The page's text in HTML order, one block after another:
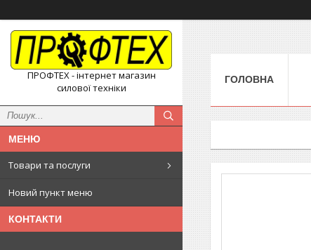
ПРОФТЕХ - інтернет магазин
силової техніки
Товари та послуги
Новий пункт меню
КОНТАКТИ
ГОЛОВНА